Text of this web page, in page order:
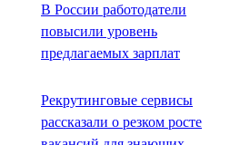
В России работодатели
повысили уровень
предлагаемых зарплат
Рекрутинговые сервисы
рассказали о резком росте